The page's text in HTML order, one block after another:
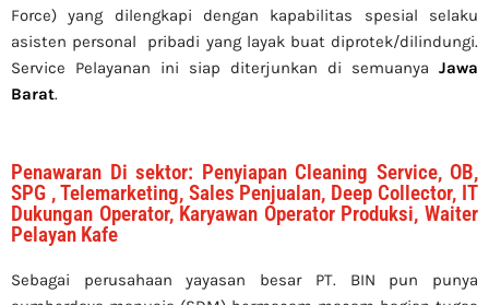
Force) yang dilengkapi dengan kapabilitas spesial selaku
asisten personal pribadi yang layak buat diprotek/dilindungi.
Service Pelayanan ini siap diterjunkan di semuanya Jawa
Barat.
Penawaran Di sektor: Penyiapan Cleaning Service, OB,
SPG , Telemarketing, Sales Penjualan, Deep Collector, IT
Dukungan Operator, Karyawan Operator Produksi, Waiter
Pelayan Kafe
Sebagai perusahaan yayasan besar PT. BIN pun punya